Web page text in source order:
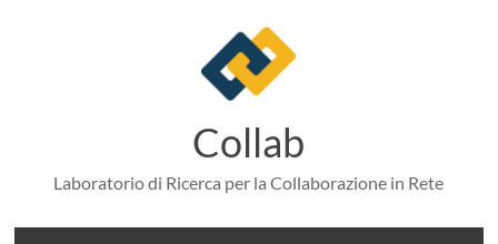
Collab
Laboratorio di Ricerca per la Collaborazione in Rete